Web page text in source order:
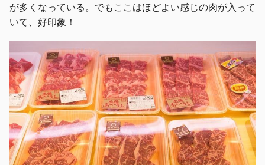
が多くなっている。でもここはほどよい感じの肉が入って
いて、好印象！